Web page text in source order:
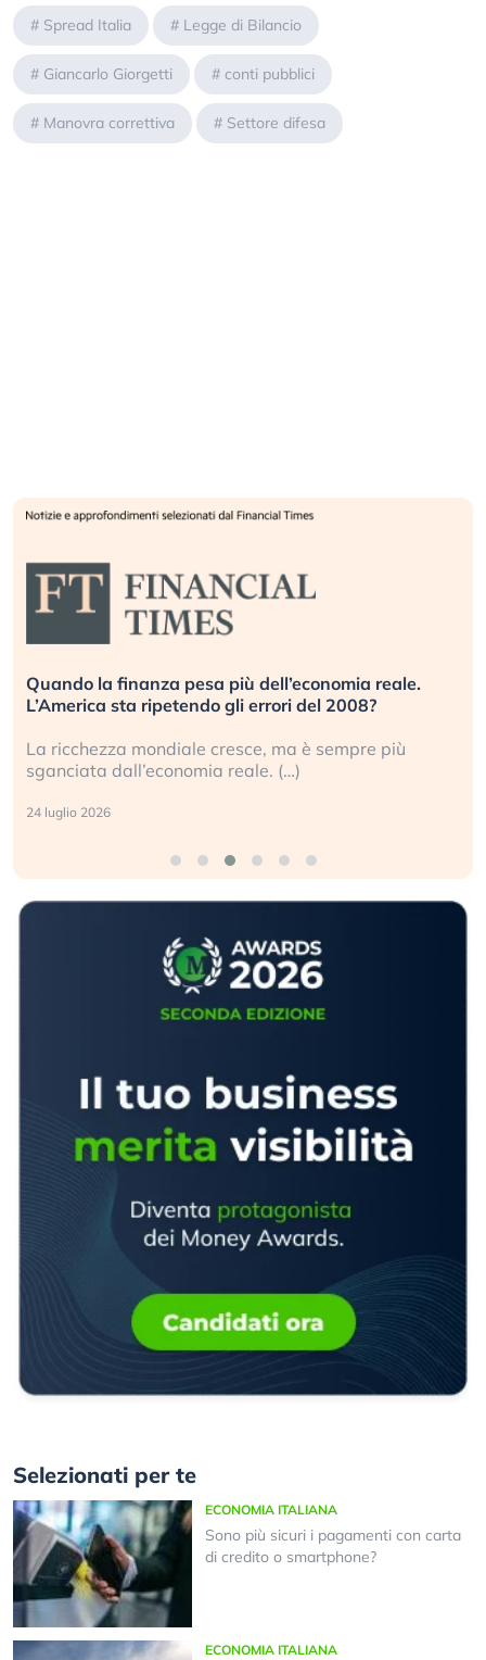
# Spread Italia # Legge di Bilancio
# Giancarlo Giorgetti # conti pubblici
# Manovra correttiva # Settore difesa
Quando la finanza pesa più dell’economia reale.
L’America sta ripetendo gli errori del 2008?
La ricchezza mondiale cresce, ma è sempre più
sganciata dall’economia reale. (…)
24 luglio 2026
Selezionati per te
ECONOMIA ITALIANA
Sono più sicuri i pagamenti con carta
di credito o smartphone?
ECONOMIA ITALIANA